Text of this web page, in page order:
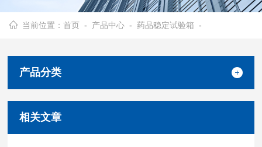
当前位置：首页 - 产品中心 -药品稳定试验箱 -
产品分类
相关文章